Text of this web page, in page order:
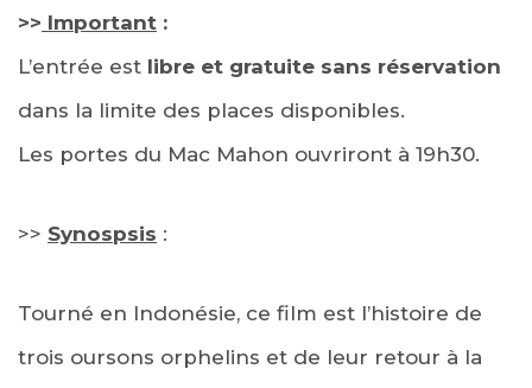
>> Important :
L’entrée est libre et gratuite sans réservation
dans la limite des places disponibles.
Les portes du Mac Mahon ouvriront à 19h30.
>> Synospsis :
Tourné en Indonésie, ce film est l’histoire de
trois oursons orphelins et de leur retour à la